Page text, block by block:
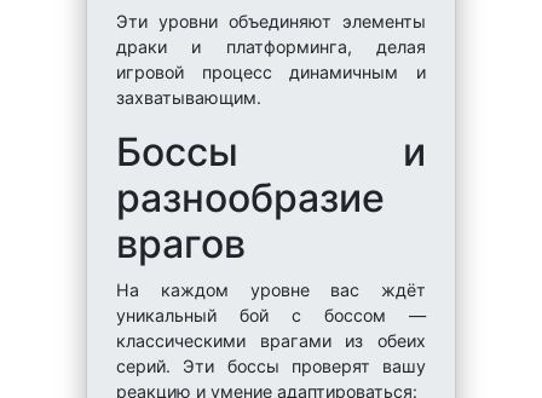
Эти уровни объединяют элементы
драки и платформинга, делая
игровой процесс динамичным и
захватывающим.
Боссы и
разнообразие
врагов
На каждом уровне вас ждёт
уникальный бой с боссом —
классическими врагами из обеих
серий. Эти боссы проверят вашу
реакцию и умение адаптироваться: